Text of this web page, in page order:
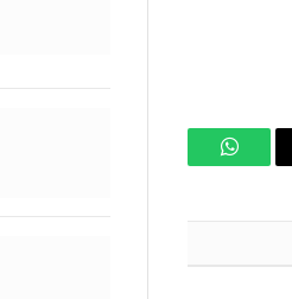
واتساب